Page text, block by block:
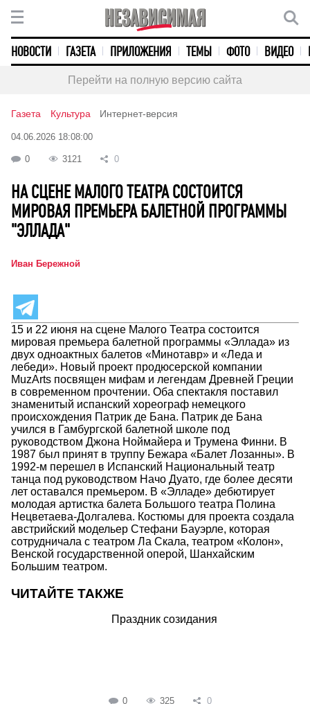
НОВОСТИ ГАЗЕТА ПРИЛОЖЕНИЯ ТЕМЫ ФОТО ВИДЕО
Перейти на полную версию сайта
Газета Культура Интернет-версия
04.06.2026 18:08:00
0 3121 0
НА СЦЕНЕ МАЛОГО ТЕАТРА СОСТОИТСЯ
МИРОВАЯ ПРЕМЬЕРА БАЛЕТНОЙ ПРОГРАММЫ
"ЭЛЛАДА"
Иван Бережной
15 и 22 июня на сцене Малого Театра состоится
мировая премьера балетной программы «Эллада» из
двух одноактных балетов «Минотавр» и «Леда и
лебеди». Новый проект продюсерской компании
MuzArts посвящен мифам и легендам Древней Греции
в современном прочтении. Оба спектакля поставил
знаменитый испанский хореограф немецкого
происхождения Патрик де Бана. Патрик де Бана
учился в Гамбургской балетной школе под
руководством Джона Ноймайера и Трумена Финни. В
1987 был принят в труппу Бежара «Балет Лозанны». В
1992-м перешел в Испанский Национальный театр
танца под руководством Начо Дуато, где более десяти
лет оставался премьером. В «Элладе» дебютирует
молодая артистка балета Большого театра Полина
Нецветаева-Долгалева. Костюмы для проекта создала
австрийский модельер Стефани Бауэрле, которая
сотрудничала с театром Ла Скала, театром «Колон»,
Венской государственной оперой, Шанхайским
Большим театром.
ЧИТАЙТЕ ТАКЖЕ
Праздник созидания
0 325 0